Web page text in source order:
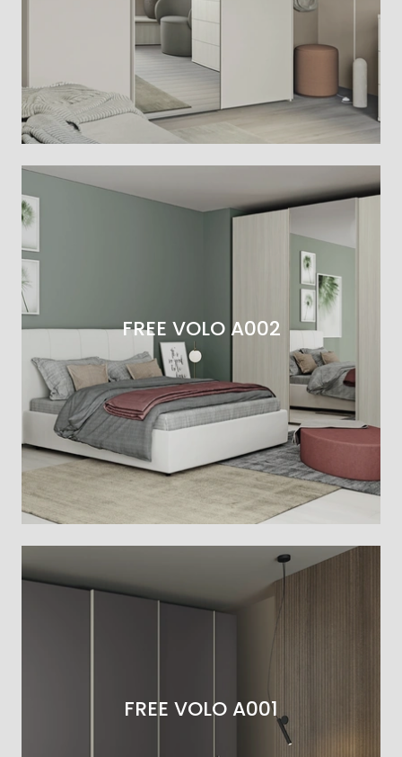
FREE VOLO A002
FREE VOLO A001